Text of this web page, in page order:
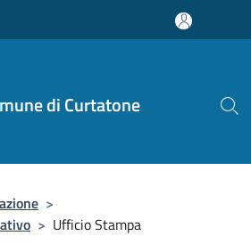
di Curtatone
>
> Ufficio Stampa